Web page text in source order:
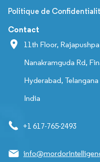
Politique de
Contact
11th Floor,
Nanakramguda Rd,
Hyderabad, Telangana
India
+1 617-765-2493